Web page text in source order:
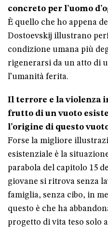
concreto per l’uomo
È quello che ho appena
Dostoevskij illustrano
condizione umana più
rigenerarsi da un atto di
l’umanità ferita.
Il terrore e la violenza
frutto di un vuoto
l’origine di questo
Forse la migliore
esistenziale è la
parabola del capitolo 15
giovane si ritrova senza
famiglia, senza cibo, in
questo è che ha
progetto di vita teso solo